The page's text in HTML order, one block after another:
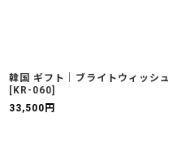
韓国 ギフト｜ブライトウィッシュ
[ KR-060]
33,500 円